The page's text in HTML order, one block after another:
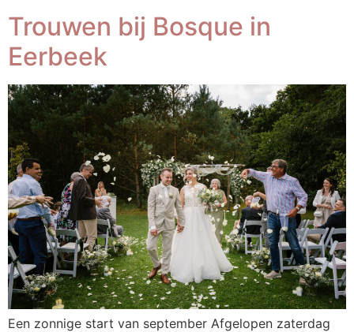
Trouwen bij Bosque in
Eerbeek
Een zonnige start van september Afgelopen zaterdag